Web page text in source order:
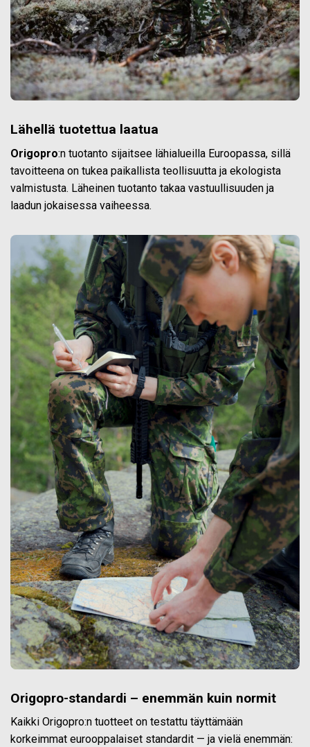
Lähellä tuotettua laatua
Origopro:n tuotanto sijaitsee lähialueilla Euroopassa, sillä
tavoitteena on tukea paikallista teollisuutta ja ekologista
valmistusta. Läheinen tuotanto takaa vastuullisuuden ja
laadun jokaisessa vaiheessa.
Origopro-standardi – enemmän kuin normit
Kaikki Origopro:n tuotteet on testattu täyttämään
korkeimmat eurooppalaiset standardit — ja vielä enemmän: